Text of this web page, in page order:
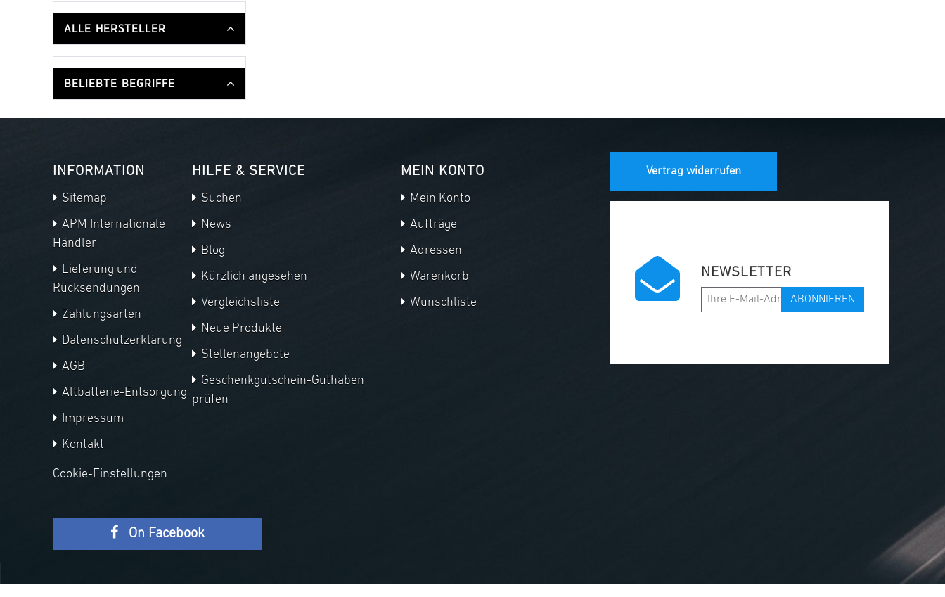
ALLE HERSTELLER
BELIEBTE BEGRIFFE
INFORMATION
Sitemap
APM Internationale
Händler
Lieferung und
Rücksendungen
Zahlungsarten
Datenschutzerklärung
AGB
Altbatterie-Entsorgung
Impressum
Kontakt
HILFE & SERVICE
Suchen
News
Blog
Kürzlich angesehen
Vergleichsliste
Neue Produkte
Stellenangebote
Geschenkgutschein-Guthaben
prüfen
MEIN KONTO
Mein Konto
Aufträge
Adressen
Warenkorb
Wunschliste
Vertrag widerrufen
NEWSLETTER
ABONNIEREN
Cookie-Einstellungen
On Facebook